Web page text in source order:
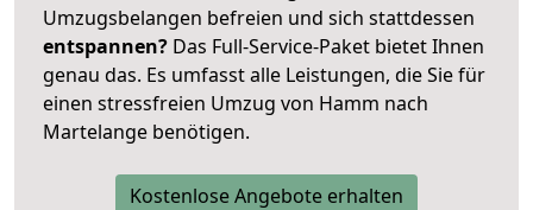
Umzugsbelangen befreien und sich stattdessen
entspannen? Das Full-Service-Paket bietet Ihnen
genau das. Es umfasst alle Leistungen, die Sie für
einen stressfreien Umzug von Hamm nach
Martelange benötigen.
Kostenlose Angebote erhalten